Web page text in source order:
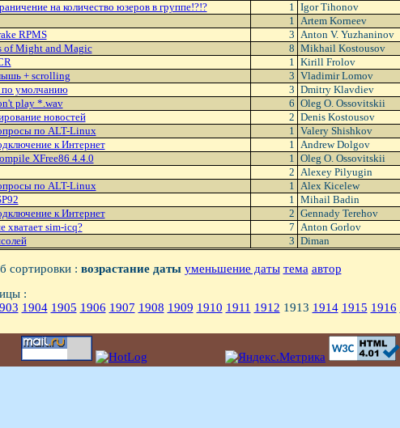
на количество юзеров в группе!?!?
1 Igor Tihonov
1 Artem Korneev
RPMS
3 Anton V. Yuzhaninov
of Might and Magic
8 Mikhail Kostousov
1 Kirill Frolov
+ scrolling
3 Vladimir Lomov
по умолчанию
3 Dmitry Klavdiev
play *.wav
6 Oleg O. Ossovitskii
новостей
2 Denis Kostousov
по ALT-Linux
1 Valery Shishkov
к Интернет
1 Andrew Dolgov
XFree86 4.4.0
1 Oleg O. Ossovitskii
2 Alexey Pilyugin
по ALT-Linux
1 Alex Kicelew
1 Mihail Badin
к Интернет
2 Gennady Terehov
хватает sim-icq?
7 Anton Gorlov
3 Diman
сортировки : возрастание даты уменьшение даты тема автор
:
1904 1905 1906 1907 1908 1909 1910 1911 1912 1913 1914 1915 1916